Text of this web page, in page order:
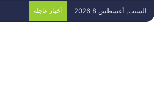
السبت, أغسطس 8 2026 أخبار عاجلة